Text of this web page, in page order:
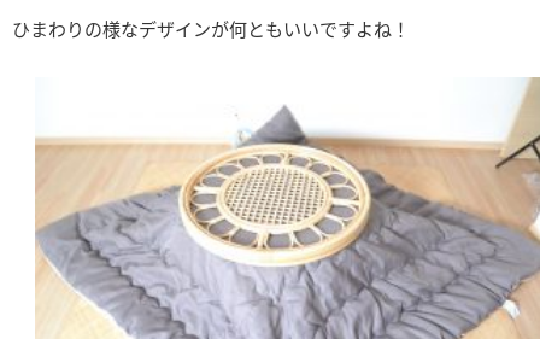
ひまわりの様なデザインが何ともいいですよね！